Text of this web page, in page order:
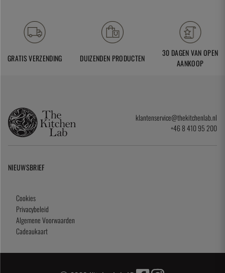
GRATIS VERZENDING DUIZENDEN PRODUCTEN
30 DAGEN VAN OPEN
AANKOOP
klantenservice@thekitchenlab.nl
+46 8 410 95 200
NIEUWSBRIEF
Cookies
Privacybeleid
Algemene Voorwaarden
Cadeaukaart